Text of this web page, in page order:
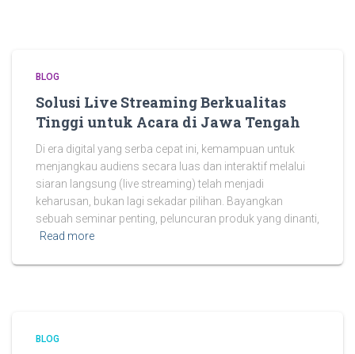
BLOG
Solusi Live Streaming Berkualitas
Tinggi untuk Acara di Jawa Tengah
Di era digital yang serba cepat ini, kemampuan untuk
menjangkau audiens secara luas dan interaktif melalui
siaran langsung (live streaming) telah menjadi
keharusan, bukan lagi sekadar pilihan. Bayangkan
sebuah seminar penting, peluncuran produk yang dinanti,
Read more
BLOG